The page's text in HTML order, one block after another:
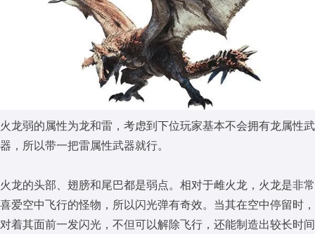
火龙弱的属性为龙和雷，考虑到下位玩家基本不会拥有龙属性武
器，所以带一把雷属性武器就行。
火龙的头部、翅膀和尾巴都是弱点。相对于雌火龙，火龙是非常
喜爱空中飞行的怪物，所以闪光弹有奇效。当其在空中停留时，
对着其面前一发闪光，不但可以解除飞行，还能制造出较长时间